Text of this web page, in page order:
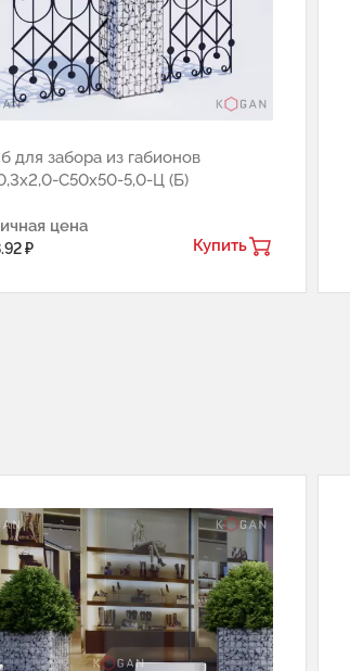
для забора из габионов
С50х50-5,0-Ц (Б)
цена
₽ Купить